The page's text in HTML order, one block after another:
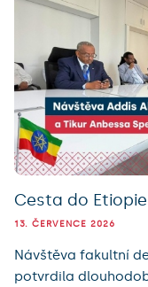
Cesta do
13. ČERVENCE 2026
Návštěva fakultní
potvrdila